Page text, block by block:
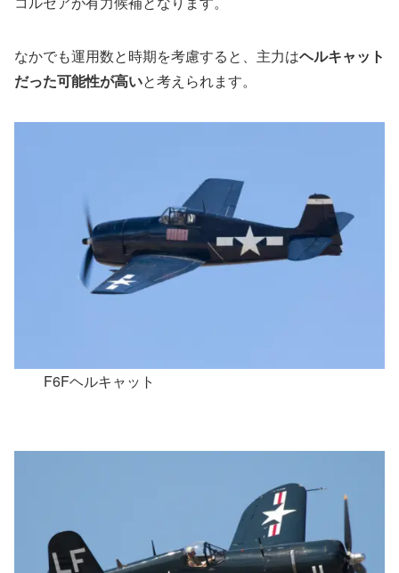
なかでも運用数と時期を考慮すると、主力はヘルキャット
だった可能性が高いと考えられます。
F6Fヘルキャット